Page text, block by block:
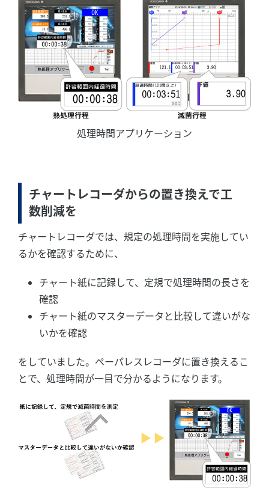
処理時間アプリケーション
チャートレコーダからの置き換えで工
数削減を
チャートレコーダでは、規定の処理時間を実施してい
るかを確認するために、
チャート紙に記録して、定規で処理時間の長さを
確認
チャート紙のマスターデータと比較して違いがな
いかを確認
をしていました。ペーパレスレコーダに置き換えるこ
とで、処理時間が一目で分かるようになります。